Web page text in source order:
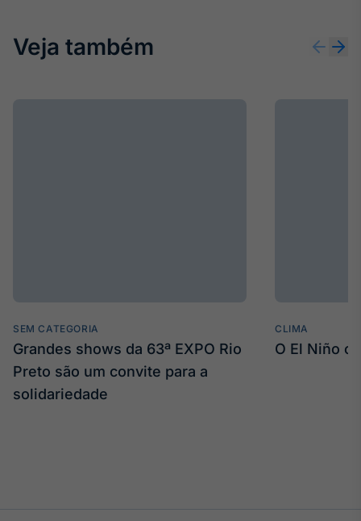
Veja também
SEM CATEGORIA
Grandes shows da 63ª EXPO Rio
Preto são um convite para a
solidariedade
CLIMA
O El Niño